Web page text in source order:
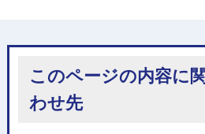
このページの内容に
わせ先